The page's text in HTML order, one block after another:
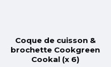
Coque de cuisson &
brochette Cookgreen
Cookal (x 6)